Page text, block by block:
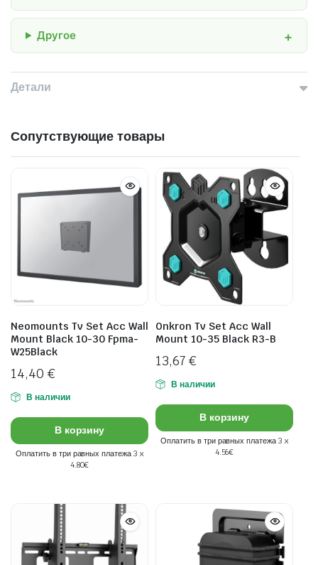
Другое
Детали
Сопутствующие товары
Neomounts Tv Set Acc Wall
Mount Black 10-30 Fpma-
W25Black
14,40 €
В наличии
В корзину
Оплатить в три равных платежа 3 x
4.80€
Onkron Tv Set Acc Wall
Mount 10-35 Black R3-B
13,67 €
В наличии
В корзину
Оплатить в три равных платежа 3 x
4.56€